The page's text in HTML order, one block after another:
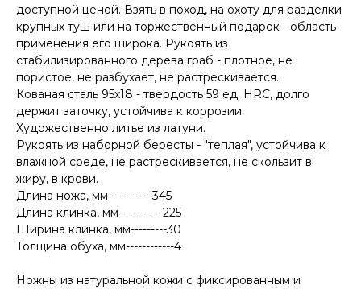
доступной ценой. Взять в поход, на охоту для разделки
крупных туш или на торжественный подарок - область
применения его широка. Рукоять из
стабилизированного дерева граб - плотное, не
пористое, не разбухает, не растрескивается.
Кованая сталь 95х18 - твердость 59 ед. HRC, долго
держит заточку, устойчива к коррозии.
Художественно литье из латуни.
Рукоять из наборной бересты - "теплая", устойчива к
влажной среде, не растрескивается, не скользит в
жиру, в крови.
Длина ножа, мм-----------345
Длина клинка, мм-----------225
Ширина клинка, мм---------30
Толщина обуха, мм------------4
Ножны из натуральной кожи с фиксированным и